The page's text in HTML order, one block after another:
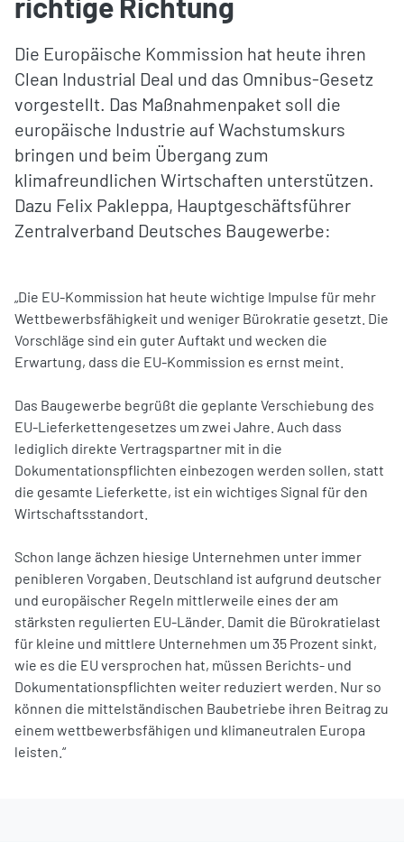
Die Europäische Kommission hat heute ihren
Clean Industrial Deal und das Omnibus-Gesetz
vorgestellt. Das Maßnahmenpaket soll die
europäische Industrie auf Wachstumskurs
bringen und beim Übergang zum
klimafreundlichen Wirtschaften unterstützen.
Dazu Felix Pakleppa, Hauptgeschäftsführer
Zentralverband Deutsches Baugewerbe:
„Die EU-Kommission hat heute wichtige Impulse für mehr
Wettbewerbsfähigkeit und weniger Bürokratie gesetzt. Die
Vorschläge sind ein guter Auftakt und wecken die
Erwartung, dass die EU-Kommission es ernst meint.
Das Baugewerbe begrüßt die geplante Verschiebung des
EU-Lieferkettengesetzes um zwei Jahre. Auch dass
lediglich direkte Vertragspartner mit in die
Dokumentationspflichten einbezogen werden sollen, statt
die gesamte Lieferkette, ist ein wichtiges Signal für den
Wirtschaftsstandort.
Schon lange ächzen hiesige Unternehmen unter immer
penibleren Vorgaben. Deutschland ist aufgrund deutscher
und europäischer Regeln mittlerweile eines der am
stärksten regulierten EU-Länder. Damit die Bürokratielast
für kleine und mittlere Unternehmen um 35 Prozent sinkt,
wie es die EU versprochen hat, müssen Berichts- und
Dokumentationspflichten weiter reduziert werden. Nur so
können die mittelständischen Baubetriebe ihren Beitrag zu
einem wettbewerbsfähigen und klimaneutralen Europa
leisten.“